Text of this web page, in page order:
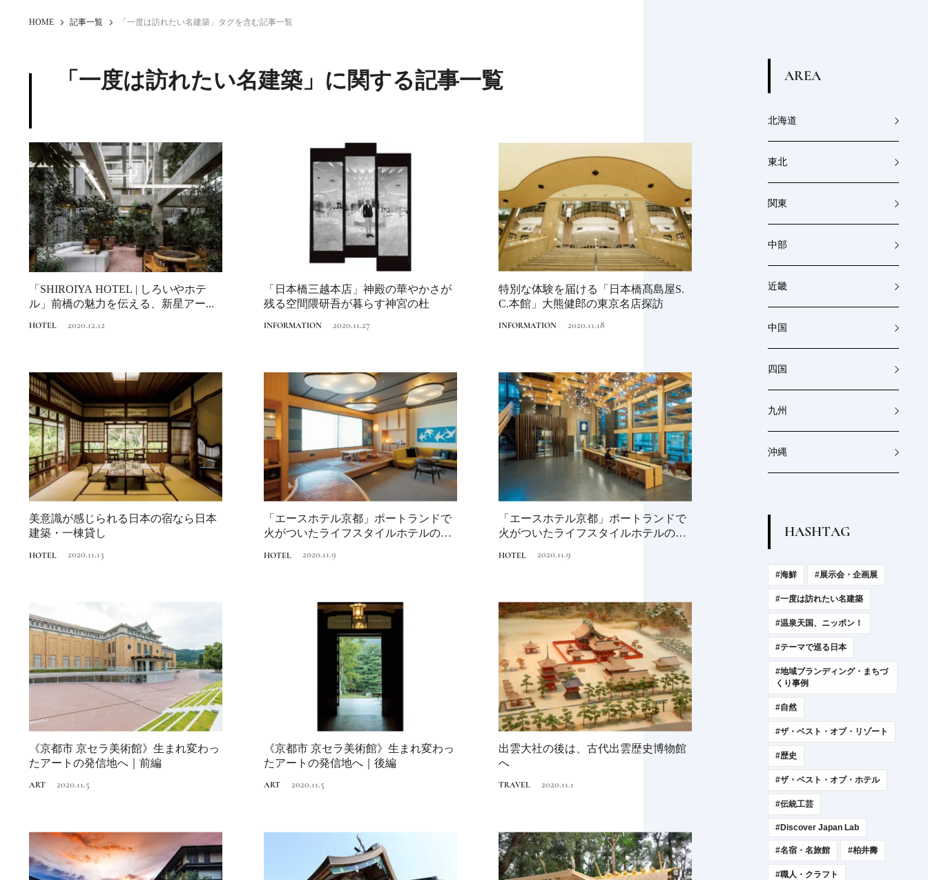
HOME 記事一覧 「一度は訪れたい名建築」タグを含む記事一覧
「一度は訪れたい名建築」に関する記事一覧
「SHIROIYA HOTEL | しろいやホテ
ル」前橋の魅力を伝える、新星アー...
HOTEL 2020.12.12
「日本橋三越本店」神殿の華やかさが
残る空間隈研吾が暮らす神宮の杜
INFORMATION 2020.11.27
特別な体験を届ける「日本橋髙島屋S.
C.本館」大熊健郎の東京名店探訪
INFORMATION 2020.11.18
美意識が感じられる日本の宿なら日本
建築・一棟貸し
HOTEL 2020.11.13
「エースホテル京都」ポートランドで
火がついたライフスタイルホテルの真
HOTEL 2020.11.9
「エースホテル京都」ポートランドで
火がついたライフスタイルホテルの真
HOTEL 2020.11.9
《京都市 京セラ美術館》生まれ変わっ
たアートの発信地へ｜前編
ART 2020.11.5
《京都市 京セラ美術館》生まれ変わっ
たアートの発信地へ｜後編
ART 2020.11.5
出雲大社の後は、古代出雲歴史博物館
へ
TRAVEL 2020.11.1
AREA
北海道
東北
関東
中部
近畿
中国
四国
九州
沖縄
HASHTAG
#海鮮 #展示会・企画展
#一度は訪れたい名建築
#温泉天国、ニッポン！
#テーマで巡る日本
#地域ブランディング・まちづ
くり事例
#自然
#ザ・ベスト・オブ・リゾート
#歴史
#ザ・ベスト・オブ・ホテル
#伝統工芸
#Discover Japan Lab
#名宿・名旅館 #柏井壽
#職人・クラフト